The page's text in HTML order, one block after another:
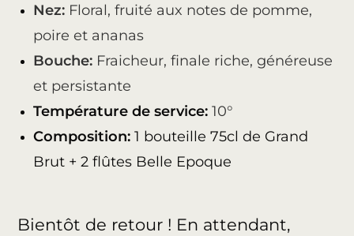
Nez: Floral, fruité aux notes de pomme,
poire et ananas
Bouche: Fraicheur, finale riche, généreuse
et persistante
Température de service: 10°
Composition: 1 bouteille 75cl de Grand
Brut + 2 flûtes Belle Epoque
Bientôt de retour ! En attendant,